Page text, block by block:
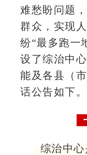
难愁盼问题
群众，实现
纷“最多跑一
设了综治中
能及各县（
话公告如下。
综治中